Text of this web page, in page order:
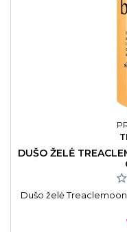
DUŠO ŽELĖ
Dušo želė Treaclemoon